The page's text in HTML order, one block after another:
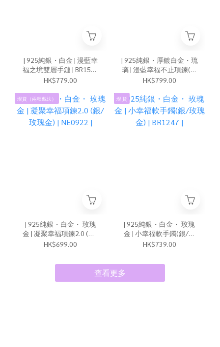
| 925純銀・白金 | 漫藍幸
福之境雙層手鏈 | BR1594
|
HK$779.00
| 925純銀・厚鍍白金・琉
璃 | 漫藍幸福不止項鍊(可
轉動) | NE1802 |
HK$799.00
現貨（兩種戴法）
| 925純銀・白金・ 玫瑰
金 | 凝聚幸福項鍊2.0 (銀/
玫瑰金) | NE0922 |
HK$699.00
現 貨
| 925純銀・白金・ 玫瑰
金 | 小幸福軟手鐲(銀/玫
瑰金) | BR1247 |
HK$739.00
查看更多